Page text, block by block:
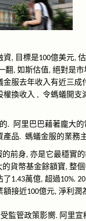
資, 目標是100億美元,
翻, 如斯估值, 絕對是市
金服去年收入有近三成
權換收入 , 令螞蟻開支
. 阿里巴巴藉著龐大
產品. 螞蟻金服的業務
的前身, 亦是它最穩實的
貨幣基金餘額寶, 整
了1.43萬億, 超過10%.
額接近100億元, 淨利潤
監管政策影嚮. 阿里宣